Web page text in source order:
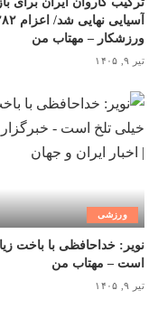
آسیایی نهایی شد/
ورزشکار – مهتاب من
تیر ۹, ۱۴۰۵
ورزشی
نویر: خداحافظی با باخت
است – مهتاب من
تیر ۹, ۱۴۰۵